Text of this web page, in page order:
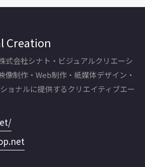
Creation
式会社シナト・ビジュアルクリエーシ
像制作・Web制作・紙媒体デザイン・
ョナルに提供するクリエイティブエー